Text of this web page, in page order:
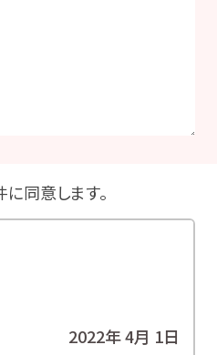
同意します。
2022年 4月 1日